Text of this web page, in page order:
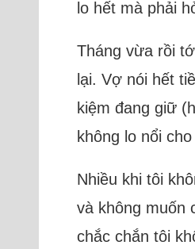
lo hết mà phải
Tháng vừa rồi
lại. Vợ nói hết
kiệm đang giữ
không lo nổi
Nhiều khi tôi
và không muốn
chắc chắn tôi